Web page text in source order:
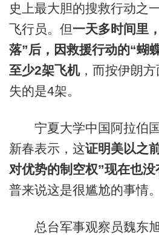
史上最大胆的搜救行动之
飞行员。但一天多时间里
落”后，因救援行动的“蝴
至少2架飞机，而按伊朗
失的是4架。
宁夏大学中国阿拉伯国
新春表示，这证明美以之
对优势的制空权”现在也没
普来说这是很尴尬的事情。
总台军事观察员魏东旭